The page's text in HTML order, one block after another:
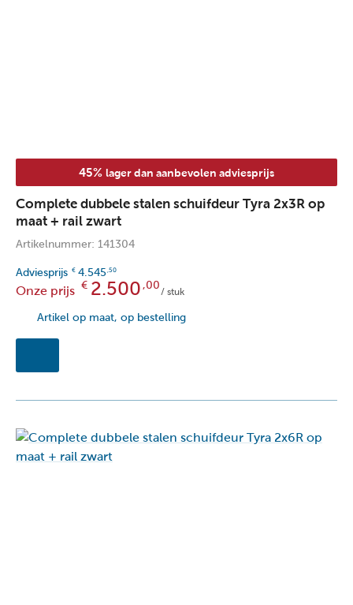
45% lager dan aanbevolen adviesprijs
Complete dubbele stalen schuifdeur Tyra 2x3R op
maat + rail zwart
Artikelnummer: 141304
Adviesprijs € 4.545,50
Onze prijs € 2.500,00
/ stuk
Artikel op maat, op bestelling